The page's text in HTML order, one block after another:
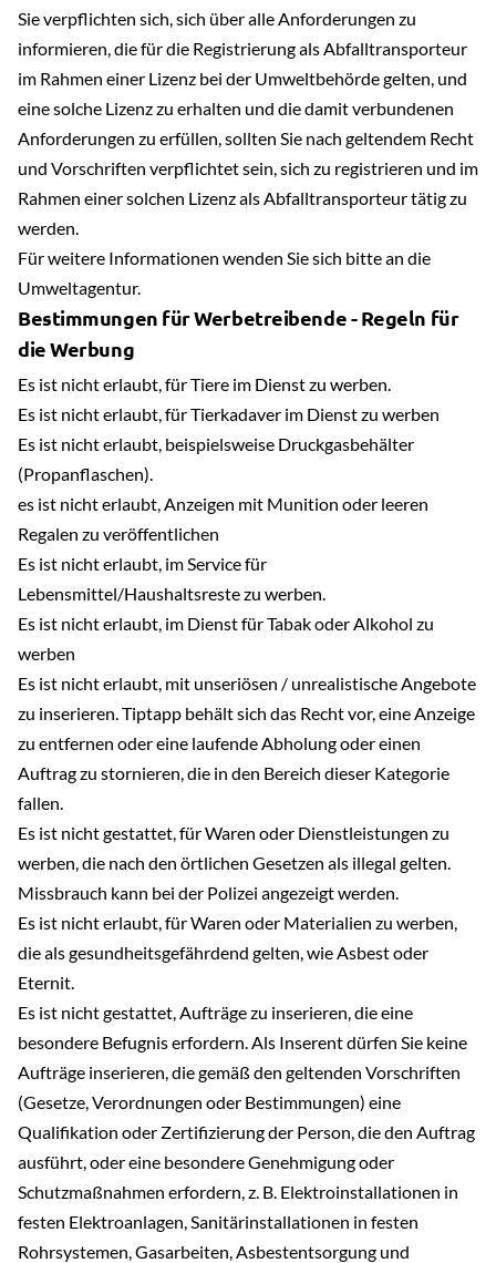
Sie verpflichten sich, sich über alle Anforderungen zu
informieren, die für die Registrierung als Abfalltransporteur
im Rahmen einer Lizenz bei der Umweltbehörde gelten, und
eine solche Lizenz zu erhalten und die damit verbundenen
Anforderungen zu erfüllen, sollten Sie nach geltendem Recht
und Vorschriften verpflichtet sein, sich zu registrieren und im
Rahmen einer solchen Lizenz als Abfalltransporteur tätig zu
werden.
Für weitere Informationen wenden Sie sich bitte an die
Umweltagentur.
Bestimmungen für Werbetreibende - Regeln für
die Werbung
Es ist nicht erlaubt, für Tiere im Dienst zu werben.
Es ist nicht erlaubt, für Tierkadaver im Dienst zu werben
Es ist nicht erlaubt, beispielsweise Druckgasbehälter
(Propanflaschen).
es ist nicht erlaubt, Anzeigen mit Munition oder leeren
Regalen zu veröffentlichen
Es ist nicht erlaubt, im Service für
Lebensmittel/Haushaltsreste zu werben.
Es ist nicht erlaubt, im Dienst für Tabak oder Alkohol zu
werben
Es ist nicht erlaubt, mit unseriösen / unrealistische Angebote
zu inserieren. Tiptapp behält sich das Recht vor, eine Anzeige
zu entfernen oder eine laufende Abholung oder einen
Auftrag zu stornieren, die in den Bereich dieser Kategorie
fallen.
Es ist nicht gestattet, für Waren oder Dienstleistungen zu
werben, die nach den örtlichen Gesetzen als illegal gelten.
Missbrauch kann bei der Polizei angezeigt werden.
Es ist nicht erlaubt, für Waren oder Materialien zu werben,
die als gesundheitsgefährdend gelten, wie Asbest oder
Eternit.
Es ist nicht gestattet, Aufträge zu inserieren, die eine
besondere Befugnis erfordern. Als Inserent dürfen Sie keine
Aufträge inserieren, die gemäß den geltenden Vorschriften
(Gesetze, Verordnungen oder Bestimmungen) eine
Qualifikation oder Zertifizierung der Person, die den Auftrag
ausführt, oder eine besondere Genehmigung oder
Schutzmaßnahmen erfordern, z. B. Elektroinstallationen in
festen Elektroanlagen, Sanitärinstallationen in festen
Rohrsystemen, Gasarbeiten, Asbestentsorgung und